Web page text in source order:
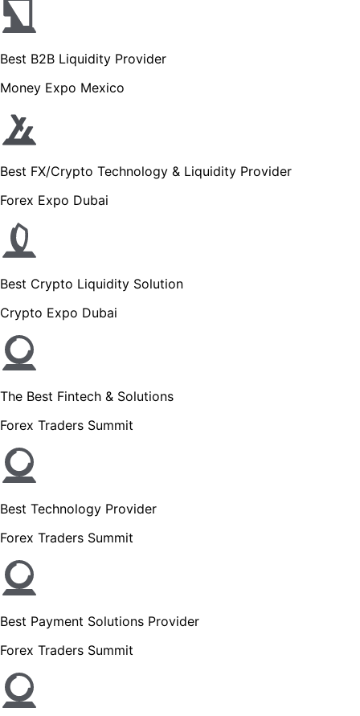
Best B2B Liquidity Provider
Money Expo Mexico
Best FX/Crypto Technology & Liquidity Provider
Forex Expo Dubai
Best Crypto Liquidity Solution
Crypto Expo Dubai
The Best Fintech & Solutions
Forex Traders Summit
Best Technology Provider
Forex Traders Summit
Best Payment Solutions Provider
Forex Traders Summit